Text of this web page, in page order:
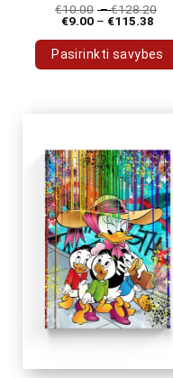
€10.00 –€128.20
€9.00 – €115.38
Pasirinkti savybes
variants.
The
options
may
be
chosen
on
the
product
page